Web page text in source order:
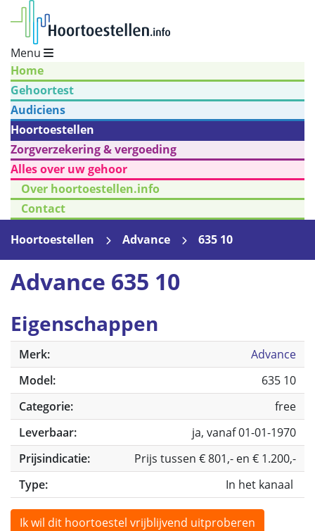
Menu
Home
Gehoortest
Audiciens
Hoortoestellen
Zorgverzekering & vergoeding
Alles over uw gehoor
Over hoortoestellen.info
Contact
Hoortoestellen
Advance 635 10
Advance 635 10
Eigenschappen
Merk:
Advance
Model:
635 10
Categorie:
free
Leverbaar:
ja, vanaf 01-01-1970
Prijsindicatie:
Prijs tussen € 801,- en € 1.200,-
Type:
In het kanaal
Ik wil dit hoortoestel vrijblijvend uitproberen